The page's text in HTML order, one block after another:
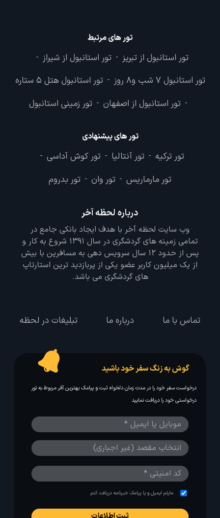
تور های مرتبط
تور استانبول از تبریز - تور استانبول از شیراز -
تور استانبول 7 شب و8 روز - تور استانبول هتل 5 ستاره
- تور استانبول از اصفهان - تور زمینی استانبول
تور های پیشنهادی
تور ترکیه - تور آنتالیا - تور کوش آداسی -
تور مارماریس - تور وان - تور بدروم
درباره لحظه آخر
وب سایت لحظه آخر با هدف ایجاد بانکی جامع در
تمامی زمینه های گردشگری در سال 1391 شروع به کار و
پس از حدود 12 سال سرویس دهی به مسافرین با بیش
از یک میلیون کاربر عضو یکی از پربازدید ترین استارتاپ
های گردشگری می باشد.
تماس با ما درباره ما تبلیغات در لحظه
گوش به زنگ سفر خود باشید
درخواست سفر خود را در مدت زمان دلخواه ثبت و پیامک بهترین آفر مربوط به تور
درخواستی خود را دریافت نمایید
مایلم ایمیل و یا پیامک خبرنامه دریافت کنم.